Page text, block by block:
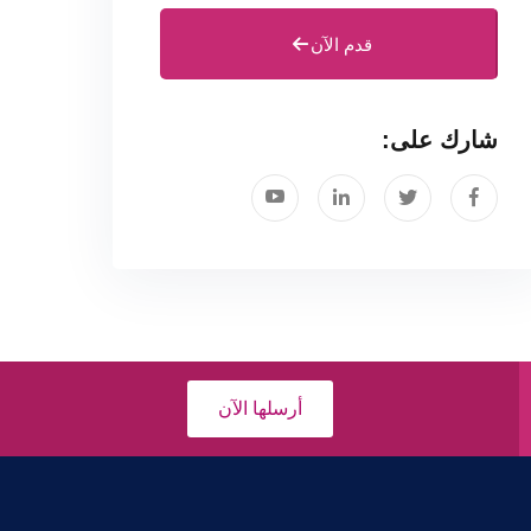
قدم الآن
شارك على:
أرسلها الآن